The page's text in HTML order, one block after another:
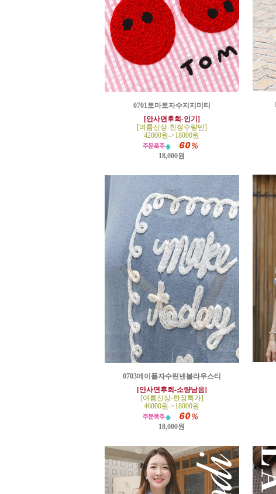
0701토마토자수지지미티
[안사면후회-인기]
[여름신상-한정수량만]
42000원->18000원
18,000원
0703메이플자수린넨블라우스티
[안사면후회-소량남음]
[여름신상-한정특가]
46000원->18000원
18,000원